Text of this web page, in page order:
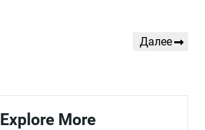
Следующая
Далее
Explore More